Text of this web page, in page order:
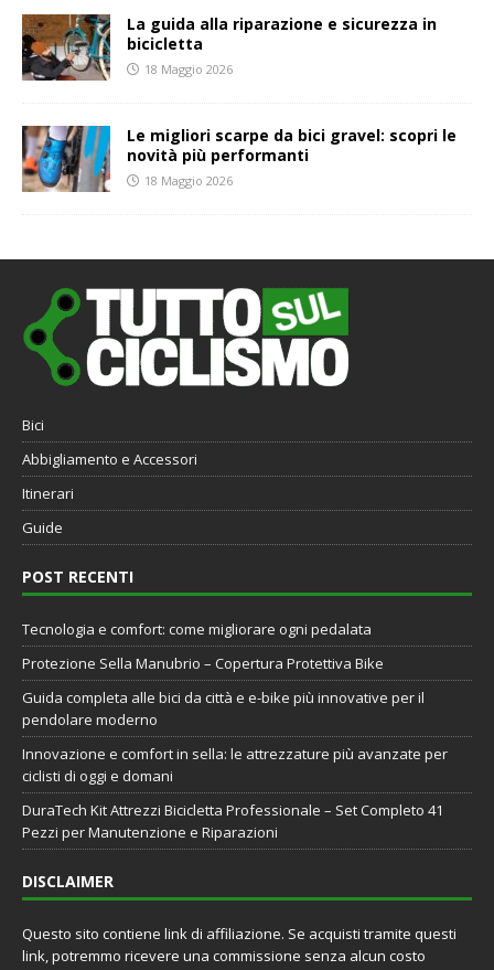
La guida alla riparazione e sicurezza in
bicicletta
18 Maggio 2026
Le migliori scarpe da bici gravel: scopri le
novità più performanti
18 Maggio 2026
Bici
Abbigliamento e Accessori
Itinerari
Guide
POST RECENTI
Tecnologia e comfort: come migliorare ogni pedalata
Protezione Sella Manubrio – Copertura Protettiva Bike
Guida completa alle bici da città e e-bike più innovative per il
pendolare moderno
Innovazione e comfort in sella: le attrezzature più avanzate per
ciclisti di oggi e domani
DuraTech Kit Attrezzi Bicicletta Professionale – Set Completo 41
Pezzi per Manutenzione e Riparazioni
DISCLAIMER
Questo sito contiene link di affiliazione. Se acquisti tramite questi
link, potremmo ricevere una commissione senza alcun costo